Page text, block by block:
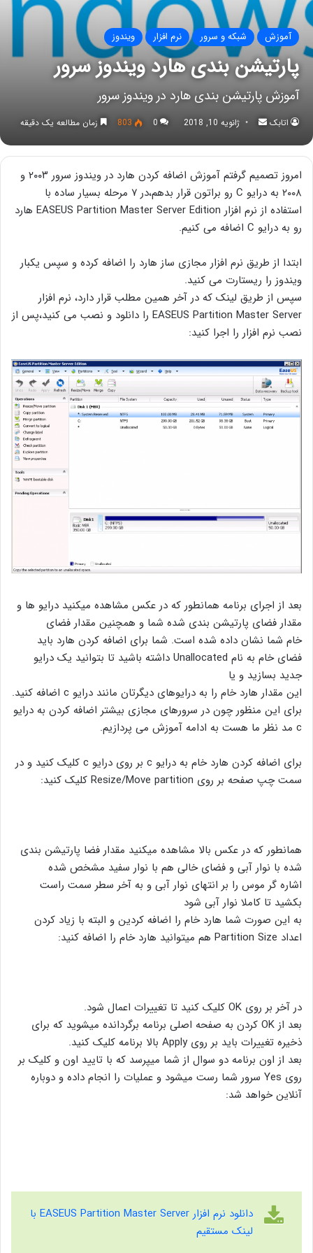
آموزش شبکه و سرور نرم افزار ویندوز
پارتیشن بندی هارد ویندوز سرور
آموزش پارتیشن بندی هارد در ویندوز سرور
اتابک
ارسال
ایمیل
ژانویه 10, 2018 0
803 زمان مطالعه یک دقیقه
امروز تصمیم گرفتم آموزش اضافه کردن هارد در ویندوز سرور ۲۰۰۳ و
۲۰۰۸ به درایو C رو براتون قرار بدهم،در ۷ مرحله بسیار ساده با
استفاده از نرم افزار EASEUS Partition Master Server Edition هارد
رو به درایو C اضافه می کنیم.
ابتدا از طریق نرم افزار مجازی ساز هارد را اضافه کرده و سپس یکبار
ویندوز را ریستارت می کنید.
سپس از طریق لینک که در آخر همین مطلب قرار دارد، نرم افزار
EASEUS Partition Master Server را دانلود و نصب می کنید،پس از
نصب نرم افزار را اجرا کنید:
بعد از اجرای برنامه همانطور که در عکس مشاهده میکنید درایو ها و
مقدار فضای پارتیشن بندی شده شما و همچنین مقدار فضای
خام شما نشان داده شده است. شما برای اضافه کردن هارد باید
فضای خام به نام Unallocated داشته باشید تا بتوانید یک درایو
جدید بسازید و یا
این مقدار هارد خام را به درایوهای دیگرتان مانند درایو c اضافه کنید.
برای این منظور چون در سرورهای مجازی بیشتر اضافه کردن به درایو
c مد نظر ما هست به ادامه آموزش می پردازیم.
برای اضافه کردن هارد خام به درایو c بر روی درایو c کلیک کنید و در
سمت چپ صفحه بر روی Resize/Move partition کلیک کنید:
همانطور که در عکس بالا مشاهده میکنید مقدار فضا پارتیشن بندی
شده با نوار آبی و فضای خالی هم با نوار سفید مشخص شده
اشاره گر موس را بر انتهای نوار آبی و به آخر سطر سمت راست
بکشید تا کاملا نوار آبی شود
به این صورت شما هارد خام را اضافه کردین و البته با زیاد کردن
اعداد Partition Size هم میتوانید هارد خام را اضافه کنید:
در آخر بر روی OK کلیک کنید تا تغییرات اعمال شود.
بعد از OK کردن به صفحه اصلی برنامه برگردانده میشوید که برای
ذخیره تغییرات باید بر روی Apply بالا برنامه کلیک کنید.
بعد از اون برنامه دو سوال از شما میپرسد که با تایید اون و کلیک بر
روی Yes سرور شما رست میشود و عملیات را انجام داده و دوباره
آنلاین خواهد شد:
دانلود نرم افزار EASEUS Partition Master Server با
لینک مستقیم